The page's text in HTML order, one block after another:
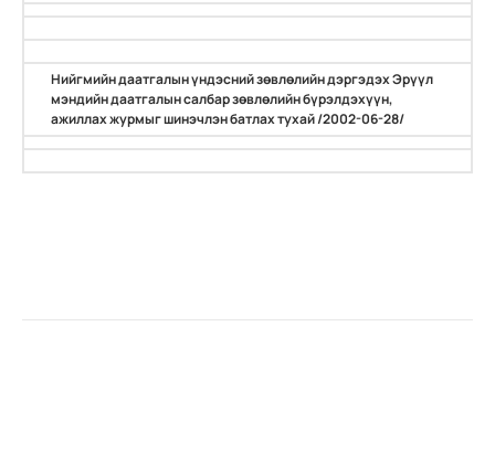
Нийгмийн даатгалын үндэсний зөвлөлийн дэргэдэх Эрүүл
мэндийн даатгалын салбар зөвлөлийн бүрэлдэхүүн,
ажиллах журмыг шинэчлэн батлах тухай /2002-06-28/